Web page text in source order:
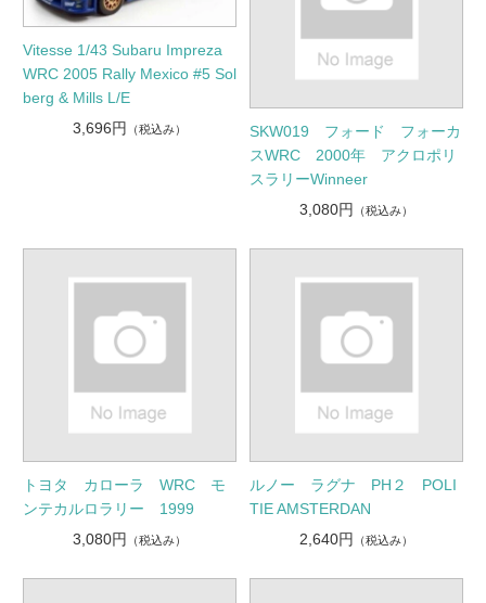
Vitesse 1/43 Subaru Impreza
WRC 2005 Rally Mexico #5 Sol
berg & Mills L/E
3,696円
（税込み）
SKW019 フォード フォーカ
スWRC 2000年 アクロポリ
スラリーWinneer
3,080円
（税込み）
トヨタ カローラ WRC モ
ンテカルロラリー 1999
3,080円
（税込み）
ルノー ラグナ PH２ POLI
TIE AMSTERDAN
2,640円
（税込み）